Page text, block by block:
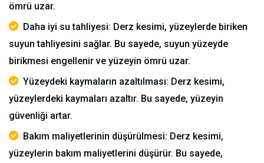
ömrü uzar.
Daha iyi su tahliyesi: Derz kesimi, yüzeylerde biriken
suyun tahliyesini sağlar. Bu sayede, suyun yüzeyde
birikmesi engellenir ve yüzeyin ömrü uzar.
Yüzeydeki kaymaların azaltılması: Derz kesimi,
yüzeylerdeki kaymaları azaltır. Bu sayede, yüzeyin
güvenliği artar.
Bakım maliyetlerinin düşürülmesi: Derz kesimi,
yüzeylerin bakım maliyetlerini düşürür. Bu sayede,